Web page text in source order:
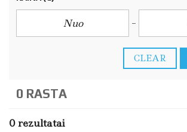
CLEAR
0 RASTA
0 rezultatai